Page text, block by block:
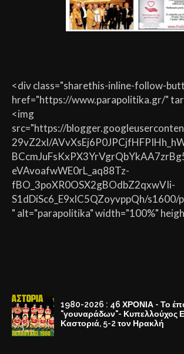
<div class="sharethis-inline-follow-
href="https://www.parapolitika.gr/"
<img
src="https://
29vZ2xl/
eVAvoafwWE0rL_aq88Tz-
fBO_3poXR0OSX2gBOdbZ2qxwVIi-
S1dDiSc6_E9xlC5QZoyvppQh/s1600/
" alt="parapolitika" width="100%"
1980-2026 : 46 ΧΡΟΝΙΑ - Το
"γουναράδων"- Κυπελλούχος
Καστοριά, 5-2 τον Ηρακλή